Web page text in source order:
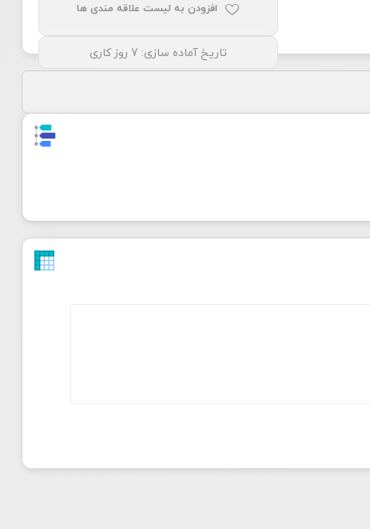
افزودن به لیست علاقه مندی ها
تاریخ آماده سازی: 7 روز کاری